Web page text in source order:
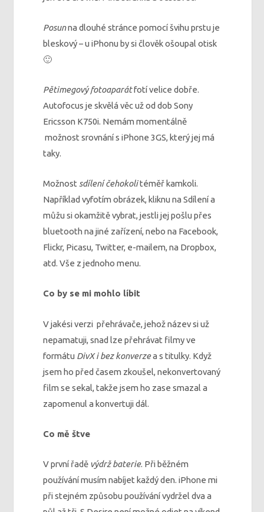
Posunna dlouhé stránce pomocí švihu prstu je
bleskový – u iPhonu by si člověk ošoupal otisk
🙂
Pětimegový fotoaparátfotí velice dobře.
Autofocus je skvělá věc už od dob Sony
Ericsson K750i. Nemám momentálně
možnost srovnání s iPhone 3GS, který jej má
taky.
Možnost sdílení čehokolitéměř kamkoli.
Například vyfotím obrázek, kliknu na Sdílení a
můžu si okamžitě vybrat, jestli jej pošlu přes
bluetooth na jiné zařízení, nebo na Facebook,
Flickr, Picasu, Twitter, e-mailem, na Dropbox,
atd. Vše z jednoho menu.
Co by se mi mohlo líbit
V jakési verzi přehrávače, jehož název si už
nepamatuji, snad lze přehrávat filmy ve
formátu DivX i bez konverzea s titulky. Když
jsem ho před časem zkoušel, nekonvertovaný
film se sekal, takže jsem ho zase smazal a
zapomenul a konvertuji dál.
Co mě štve
V první řadě výdrž baterie. Při běžném
používání musím nabíjet každý den. iPhone mi
při stejném způsobu používání vydržel dva a